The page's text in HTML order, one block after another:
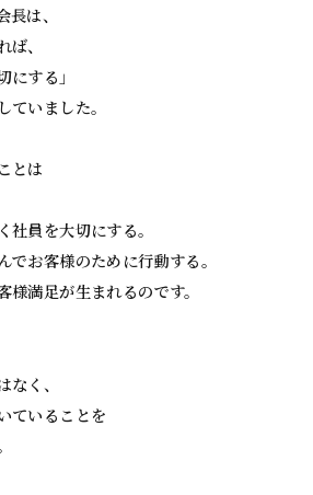
は、
ば、
にする」
ていました。
とは
社員を大切にする。
でお客様のために行動する。
様満足が生まれるのです。
く、
ていることを